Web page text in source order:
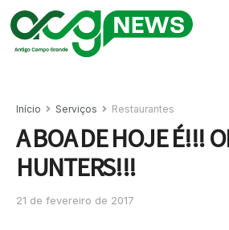
Início Serviços Restaurantes
A BOA DE HOJE É!!!
HUNTERS!!!
21 de fevereiro de 2017